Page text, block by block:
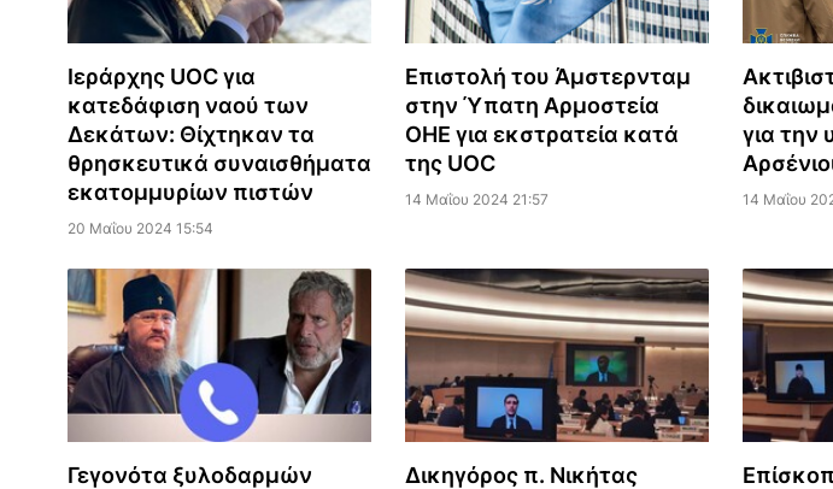
Ιεράρχης UOC για
κατεδάφιση ναού των
Δεκάτων: Θίχτηκαν τα
θρησκευτικά συναισθήματα
εκατομμυρίων πιστών
20 Μαΐου 2024 15:54
Επιστολή του Άμστερνταμ
στην Ύπατη Αρμοστεία
ΟΗΕ για εκστρατεία κατά
της UOC
14 Μαΐου 2024 21:57
για την
14 Μαΐου
Γεγονότα ξυλοδαρμών
Δικηγόρος π. Νικήτας